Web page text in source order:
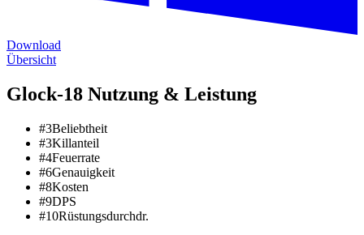
Download
Übersicht
Glock-18 Nutzung & Leistung
#3Beliebtheit
#3Killanteil
#4Feuerrate
#6Genauigkeit
#8Kosten
#9DPS
#10Rüstungsdurchdr.